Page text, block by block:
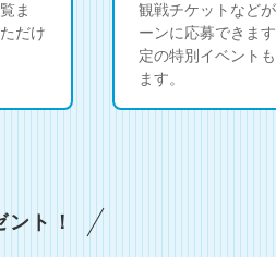
ま
だけ
観戦チケットなど
ーンに応募できま
定の特別イベント
ます。
ト！